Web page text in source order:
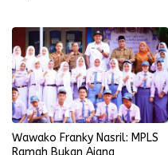
Wawako Franky Nasril: MPLS